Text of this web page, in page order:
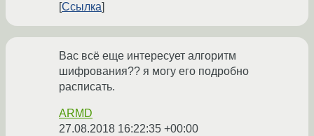
Ссылка
Вас всё еще интересует алгоритм
шифрования?? я могу его подробно
расписать.
ARMD
27.08.2018 16:22:35 +00:00